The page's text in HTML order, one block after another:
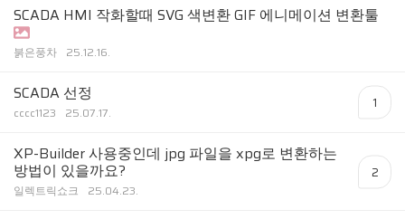
SCADA HMI 작화할때 SVG 색변환 GIF 에니메이션 변환툴
붉은풍차 25.12.16.
SCADA 선정
cccc1123 25.07.17.
1
XP-Builder 사용중인데 jpg 파일을 xpg로 변환하는
방법이 있을까요?
일렉트릭쇼크 25.04.23.
2